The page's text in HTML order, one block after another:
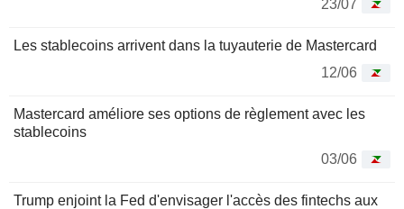
23/07
Les stablecoins arrivent dans la tuyauterie de Mastercard
12/06
Mastercard améliore ses options de règlement avec les
stablecoins
03/06
Trump enjoint la Fed d'envisager l'accès des fintechs aux